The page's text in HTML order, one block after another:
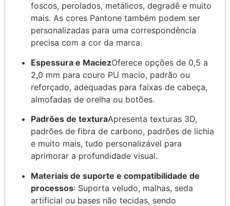
foscos, perolados, metálicos, degradê e muito
mais. As cores Pantone também podem ser
personalizadas para uma correspondência
precisa com a cor da marca.
Espessura e MaciezOferece opções de 0,5 a
2,0 mm para couro PU macio, padrão ou
reforçado, adequadas para faixas de cabeça,
almofadas de orelha ou botões.
Padrões de texturaApresenta texturas 3D,
padrões de fibra de carbono, padrões de lichia
e muito mais, tudo personalizável para
aprimorar a profundidade visual.
Materiais de suporte e compatibilidade de
processos: Suporta veludo, malhas, seda
artificial ou bases não tecidas, sendo